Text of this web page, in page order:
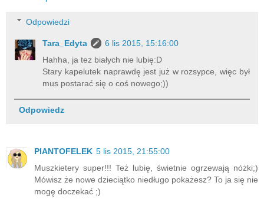
Odpowiedzi
Tara_Edyta
6 lis 2015, 15:16:00
Hahha, ja tez białych nie lubię:D
Stary kapelutek naprawdę jest już w rozsypce, więc był
mus postarać się o coś nowego;))
Odpowiedz
PlANTOFELEK 5 lis 2015, 21:55:00
Muszkietery super!!! Też lubię, świetnie ogrzewają nóżki;)
Mówisz że nowe dzieciątko niedługo pokażesz? To ja się nie
mogę doczekać ;)